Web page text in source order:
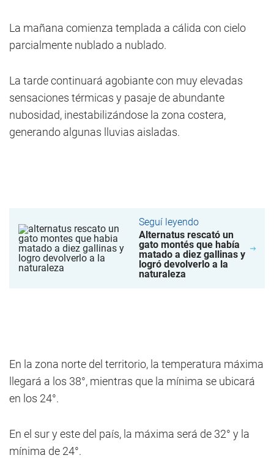
La mañana comienza templada a cálida con cielo
parcialmente nublado a nublado.
La tarde continuará agobiante con muy elevadas
sensaciones térmicas y pasaje de abundante
nubosidad, inestabilizándose la zona costera,
generando algunas lluvias aisladas.
Seguí leyendo
Alternatus rescató un
gato montés que había
matado a diez gallinas y
logró devolverlo a la
naturaleza
En la zona norte del territorio, la temperatura máxima
llegará a los 38°, mientras que la mínima se ubicará
en los 24°.
En el sur y este del país, la máxima será de 32° y la
mínima de 24°.